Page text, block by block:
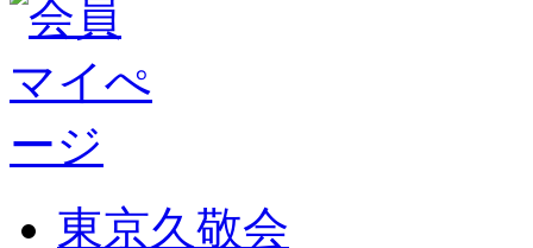
東京久敬会